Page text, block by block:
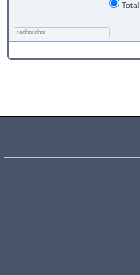
Total